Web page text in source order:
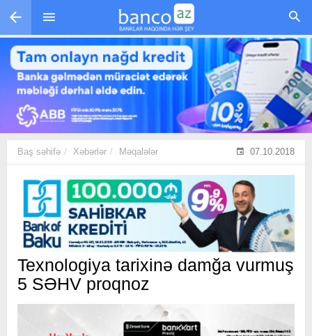
Skip to main content
Baş səhifə Xəbərlər Məqalələr 07.10.2018
Texnologiya tarixinə damğa vurmuş
5 SƏHV proqnoz